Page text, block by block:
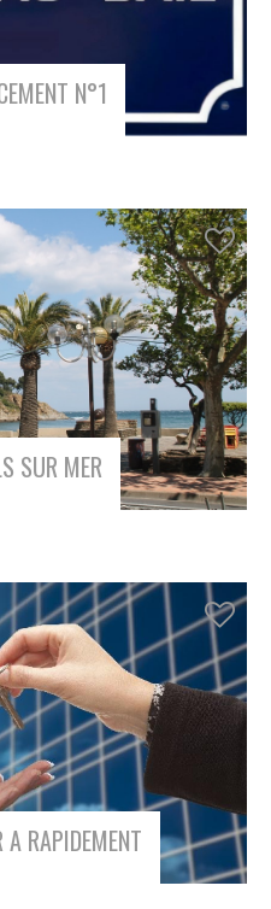
N°1
SUR MER
RAPIDEMENT